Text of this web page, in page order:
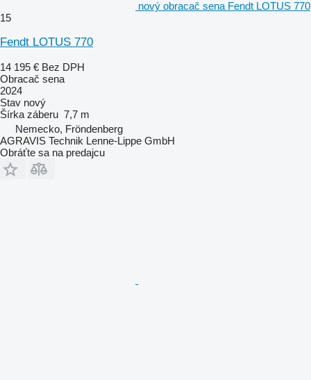
nový obracač sena Fendt LOTUS 770
15
Fendt LOTUS 770
14 195 € Bez DPH
Obracač sena
2024
Stav nový
Šírka záberu 7,7 m
Nemecko, Fröndenberg
AGRAVIS Technik Lenne-Lippe GmbH
Obráťte sa na predajcu